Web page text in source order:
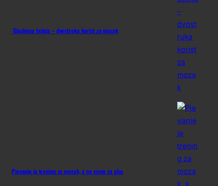
Glazbena šetnja – dvostruka korist za mozak
Pjevanje je trening za mozak, a ne samo za glas